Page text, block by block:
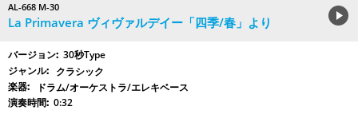
AL-668 M-30
La Primavera ヴィヴァルデイー「四季/春」より
30秒Type
クラシック
ドラム/オーケストラ/エレキベース
0:32